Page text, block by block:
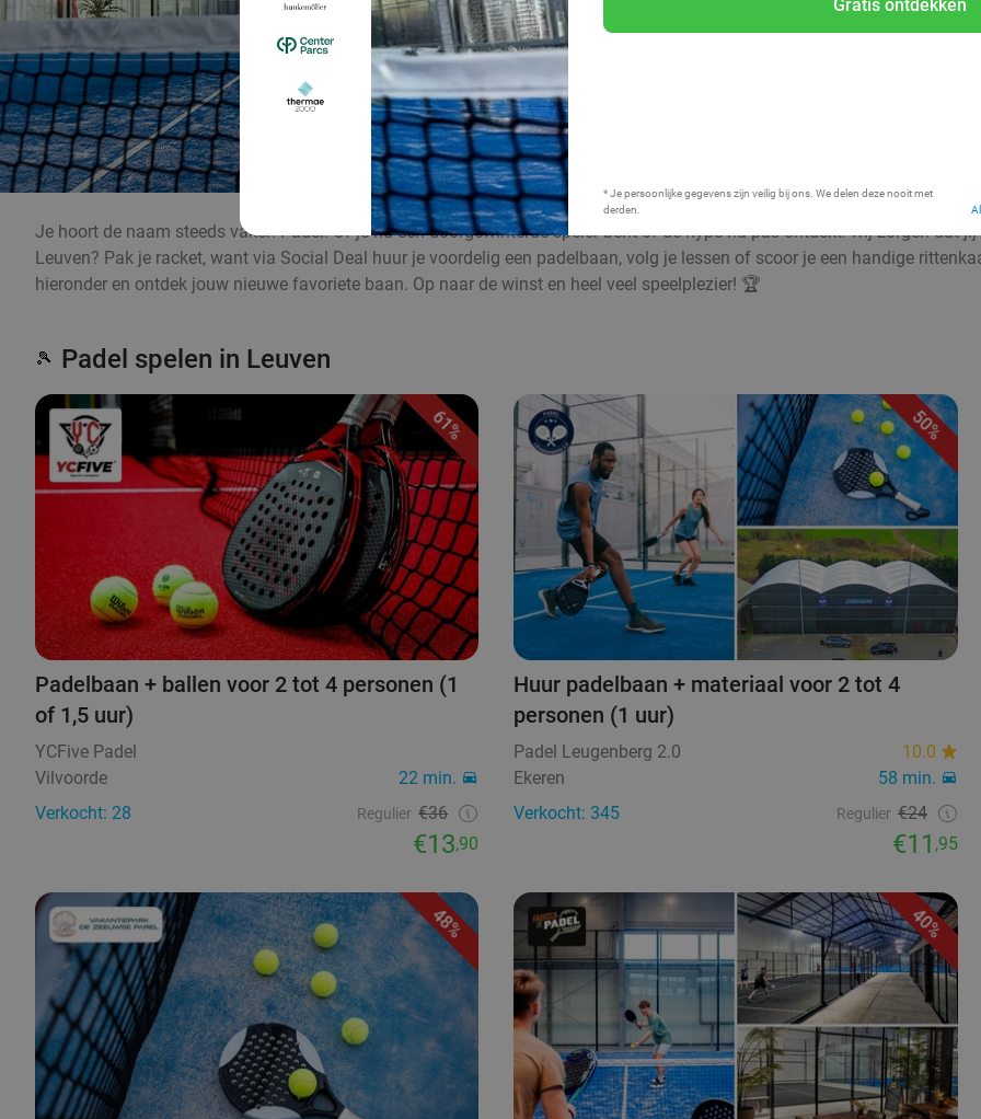
Gratis ontdekken
* Je persoonlijke gegevens zijn veilig bij ons. We delen deze nooit met
derden.
Je hoort de naam steeds vaker: Padel! Of je nu een doorgewinterde speler bent of de hype nu pas ontdekt: wij zorgen dat
Leuven? Pak je racket, want via Social Deal huur je voordelig een padelbaan, volg je lessen of scoor je een handige
hieronder en ontdek jouw nieuwe favoriete baan. Op naar de winst en heel veel speelplezier! 🏆
🎾 Padel spelen in Leuven
61%
Padelbaan + ballen voor 2 tot 4 personen (1
of 1,5 uur)
YCFive Padel
Vilvoorde
22 min.
Verkocht: 28
Regulier €36
€13,90
50%
Huur padelbaan + materiaal voor 2 tot 4
personen (1 uur)
Padel Leugenberg 2.0
10.0
Ekeren
58 min.
Verkocht: 345
Regulier €24
€11 ,95
48% 40%